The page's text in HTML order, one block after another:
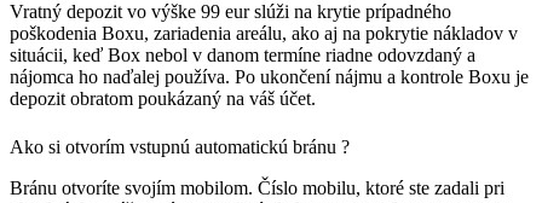
Vratný depozit vo výške 99 eur slúži na krytie prípadného
poškodenia Boxu, zariadenia areálu, ako aj na pokrytie nákladov v
situácii, keď Box nebol v danom termíne riadne odovzdaný a
nájomca ho naďalej používa. Po ukončení nájmu a kontrole Boxu je
depozit obratom poukázaný na váš účet.
Ako si otvorím vstupnú automatickú bránu ?
Bránu otvoríte svojím mobilom. Číslo mobilu, ktoré ste zadali pri